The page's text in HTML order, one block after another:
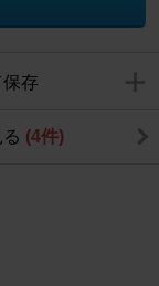
存
(4件)